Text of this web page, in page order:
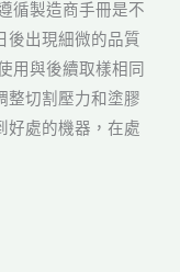
循製造商手冊是不
後出現細微的品質
用與後續取樣相同
整切割壓力和塗膠
好處的機器，在處